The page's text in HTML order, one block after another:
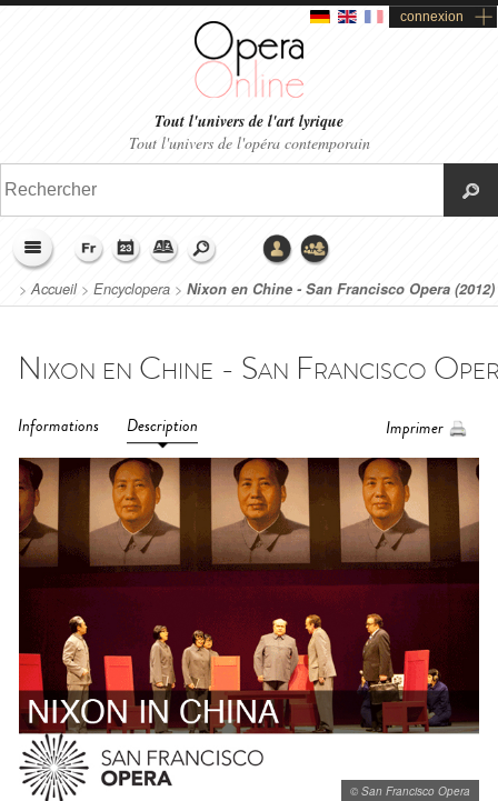
connexion
Tout l'univers de l'art lyrique
Tout l'univers de l'opéra contemporain
>Accueil> Encyclopera > Nixon en Chine - San Francisco Opera (2012)
Informations Description Imprimer
© San Francisco Opera